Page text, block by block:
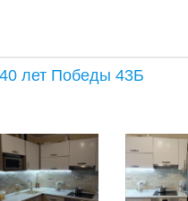
лет Победы 43Б